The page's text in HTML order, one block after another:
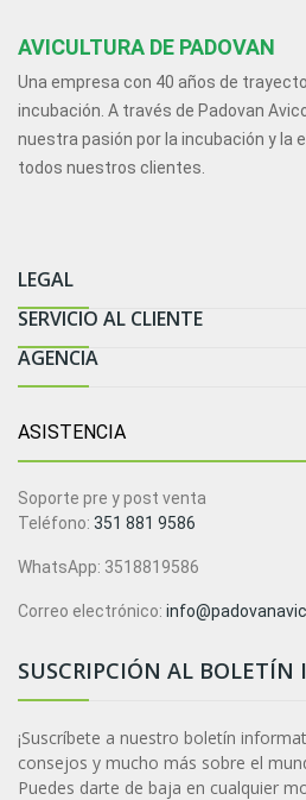
AVICULTURA DE PADOVAN
Una empresa con 40 años de
incubación. A través de Padovan
nuestra pasión por la incubación y la
todos nuestros clientes.
LEGAL
SERVICIO AL CLIENTE
AGENCIA
ASISTENCIA
Soporte pre y post venta
Teléfono: 351 881 9586
WhatsApp: 3518819586
Correo electrónico:
SUSCRIPCIÓN AL BOLETÍN
¡Suscríbete a nuestro boletín
consejos y mucho más sobre el
Puedes darte de baja en cualquier